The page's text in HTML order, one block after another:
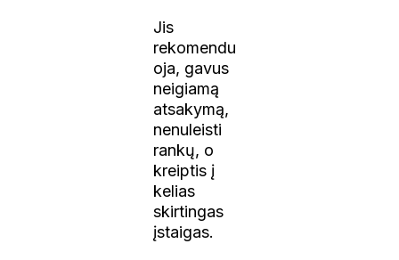
Jis
rekomendu
oja, gavus
neigiamą
atsakymą,
nenuleisti
rankų, o
kreiptis į
kelias
skirtingas
įstaigas.